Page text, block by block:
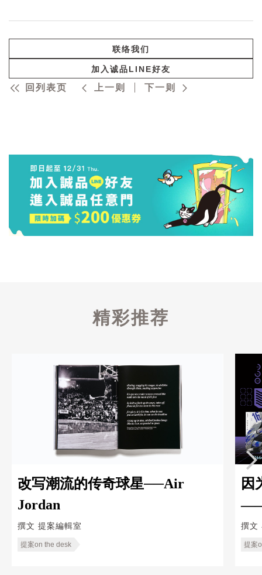
联络我们
加入诚品LINE好友
回列表页 上一则 下一则
精彩推荐
改写潮流的传奇球星──Air
Jordan
撰文 提案編輯室
提案on the desk
因
——
撰文
提案